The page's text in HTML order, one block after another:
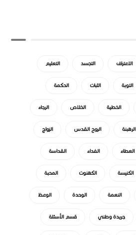
الاعتراف التجسد التعليم
التوبة الثبات الحكمة
الخطية الخلاص الرجاء
الرهبنة الروح القدس الزواج
العطاء الفداء القداسة
الكنيسة الكهنوت المحبة
النعمة الوحدة الوعظ
جريدة وطني قسم الأسئلة